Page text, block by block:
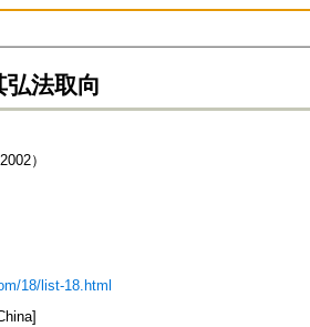
法取向
）
18/list-18.html